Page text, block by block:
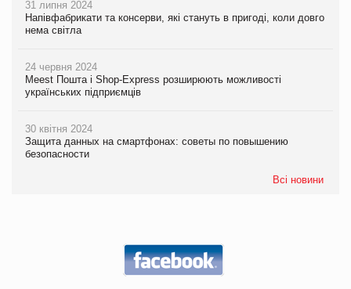
31 липня 2024
Напівфабрикати та консерви, які стануть в пригоді, коли довго
нема світла
24 червня 2024
Meest Пошта і Shop-Express розширюють можливості
українських підприємців
30 квітня 2024
Защита данных на смартфонах: советы по повышению
безопасности
Всі новини